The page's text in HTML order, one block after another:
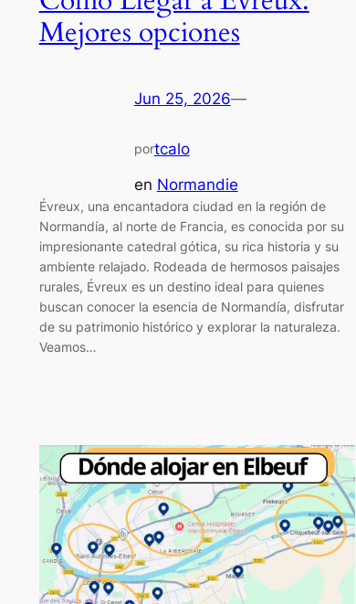
Mejores opciones
Jun 25, 2026—
portcalo
en Normandie
Évreux, una encantadora ciudad en la región de
Normandía, al norte de Francia, es conocida por su
impresionante catedral gótica, su rica historia y su
ambiente relajado. Rodeada de hermosos paisajes
rurales, Évreux es un destino ideal para quienes
buscan conocer la esencia de Normandía, disfrutar
de su patrimonio histórico y explorar la naturaleza.
Veamos…